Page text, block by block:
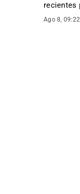
recientes
Ago 8, 09:22